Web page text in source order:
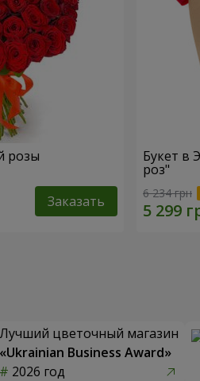
розы
Заказать
Букет в
роз"
6 234 грн
Лучший цветочный магазин
«Ukrainian Business Award»
2026 год